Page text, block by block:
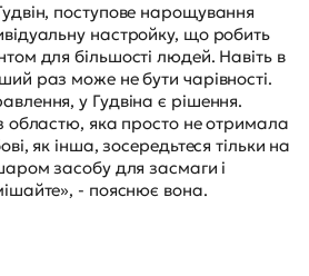
поступове нарощування
настройку, що робить
для більшості людей. Навіть в
раз може не бути чарівності.
у Гудвіна є рішення.
областю, яка просто не отримала
як інша, зосередьтеся тільки на
засобу для засмаги і
- пояснює вона.